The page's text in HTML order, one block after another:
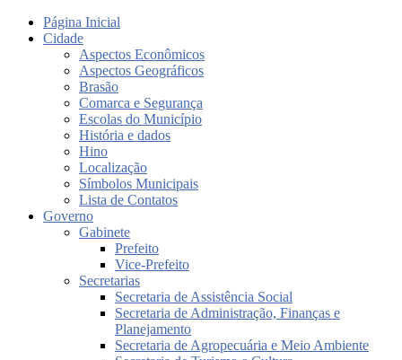
Página Inicial
Cidade
Aspectos Econômicos
Aspectos Geográficos
Brasão
Comarca e Segurança
Escolas do Município
História e dados
Hino
Localização
Símbolos Municipais
Lista de Contatos
Governo
Gabinete
Prefeito
Vice-Prefeito
Secretarias
Secretaria de Assistência Social
Secretaria de Administração, Finanças e
Planejamento
Secretaria de Agropecuária e Meio Ambiente